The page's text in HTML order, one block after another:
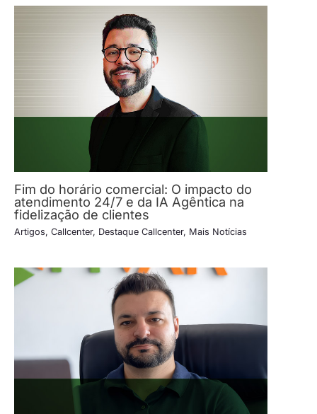
Fim do horário comercial: O impacto do
atendimento 24/7 e da IA Agêntica na
fidelização de clientes
Artigos, Callcenter, Destaque Callcenter, Mais Notícias